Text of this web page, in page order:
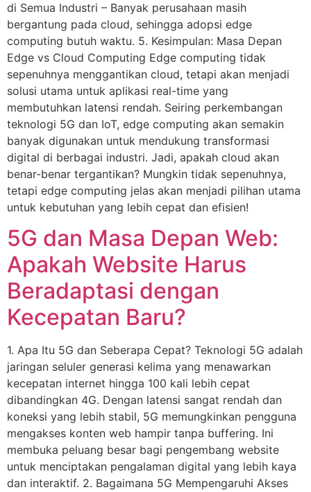
di Semua Industri – Banyak perusahaan masih
bergantung pada cloud, sehingga adopsi edge
computing butuh waktu. 5. Kesimpulan: Masa Depan
Edge vs Cloud Computing Edge computing tidak
sepenuhnya menggantikan cloud, tetapi akan menjadi
solusi utama untuk aplikasi real-time yang
membutuhkan latensi rendah. Seiring perkembangan
teknologi 5G dan IoT, edge computing akan semakin
banyak digunakan untuk mendukung transformasi
digital di berbagai industri. Jadi, apakah cloud akan
benar-benar tergantikan? Mungkin tidak sepenuhnya,
tetapi edge computing jelas akan menjadi pilihan utama
untuk kebutuhan yang lebih cepat dan efisien!
5G dan Masa Depan Web:
Apakah Website Harus
Beradaptasi dengan
Kecepatan Baru?
1. Apa Itu 5G dan Seberapa Cepat? Teknologi 5G adalah
jaringan seluler generasi kelima yang menawarkan
kecepatan internet hingga 100 kali lebih cepat
dibandingkan 4G. Dengan latensi sangat rendah dan
koneksi yang lebih stabil, 5G memungkinkan pengguna
mengakses konten web hampir tanpa buffering. Ini
membuka peluang besar bagi pengembang website
untuk menciptakan pengalaman digital yang lebih kaya
dan interaktif. 2. Bagaimana 5G Mempengaruhi Akses